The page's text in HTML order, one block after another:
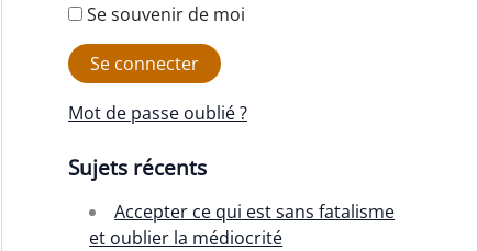
Se souvenir de moi
Mot de passe oublié ?
Sujets récents
Accepter ce qui est sans fatalisme
et oublier la médiocrité